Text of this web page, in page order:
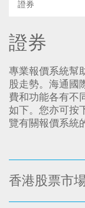
證券
證券
專業報價系統幫
股走勢。海通國
費和功能各有不
如下。您亦可按
覽有關報價系統
香港股票市